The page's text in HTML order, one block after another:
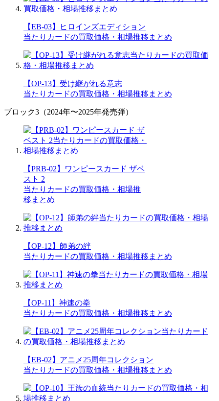
【EB-03】ヒロインズエディション
当たりカードの買取価格・相場推移まとめ
【OP-13】受け継がれる意志
当たりカードの買取価格・相場推移まとめ
ブロック3（2024年〜2025年発売弾）
【PRB-02】ワンピースカード ザベ
スト 2
当たりカードの買取価格・相場推
移まとめ
【OP-12】師弟の絆
当たりカードの買取価格・相場推移まとめ
【OP-11】神速の拳
当たりカードの買取価格・相場推移まとめ
【EB-02】アニメ25周年コレクション
当たりカードの買取価格・相場推移まとめ